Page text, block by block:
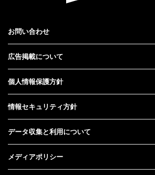
お問い合わせ
広告掲載について
個人情報保護方針
情報セキュリティ方針
データ収集と利用について
メディアポリシー